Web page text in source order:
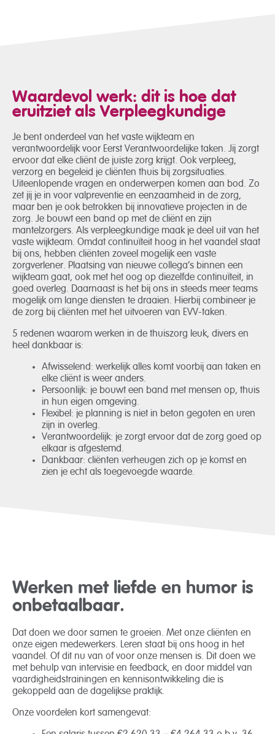
Waardevol werk: dit is hoe dat
eruitziet als Verpleegkundige
Je bent onderdeel van het vaste wijkteam en
verantwoordelijk voor Eerst Verantwoordelijke taken. Jij zorgt
ervoor dat elke cliënt de juiste zorg krijgt. Ook verpleeg,
verzorg en begeleid je cliënten thuis bij zorgsituaties.
Uiteenlopende vragen en onderwerpen komen aan bod. Zo
zet jij je in voor valpreventie en eenzaamheid in de zorg,
maar ben je ook betrokken bij innovatieve projecten in de
zorg. Je bouwt een band op met de cliënt en zijn
mantelzorgers. Als verpleegkundige maak je deel uit van het
vaste wijkteam. Omdat continuïteit hoog in het vaandel staat
bij ons, hebben cliënten zoveel mogelijk een vaste
zorgverlener. Plaatsing van nieuwe collega’s binnen een
wijkteam gaat, ook met het oog op diezelfde continuïteit, in
goed overleg. Daarnaast is het bij ons in steeds meer teams
mogelijk om lange diensten te draaien. Hierbij combineer je
de zorg bij cliënten met het uitvoeren van EVV-taken.
5 redenen waarom werken in de thuiszorg leuk, divers en
heel dankbaar is:
Afwisselend: werkelijk alles komt voorbij aan taken en
elke cliënt is weer anders.
Persoonlijk: je bouwt een band met mensen op, thuis
in hun eigen omgeving.
Flexibel : je planning is niet in beton gegoten en uren
zijn in overleg.
Verantwoordelijk: je zorgt ervoor dat de zorg goed op
elkaar is afgestemd.
Dankbaar: cliënten verheugen zich op je komst en
zien je echt als toegevoegde waarde.
Werken met liefde en humor is
onbetaalbaar.
Dat doen we door samen te groeien. Met onze cliënten en
onze eigen medewerkers. Leren staat bij ons hoog in het
vaandel. Of dit nu van of voor onze mensen is. Dit doen we
met behulp van intervisie en feedback, en door middel van
vaardigheidstrainingen en kennisontwikkeling die is
gekoppeld aan de dagelijkse praktijk.
Onze voordelen kort samengevat: